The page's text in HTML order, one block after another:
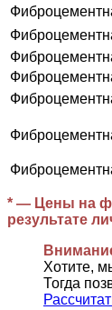
* — Цены на
результате
Хотите,
Тогда